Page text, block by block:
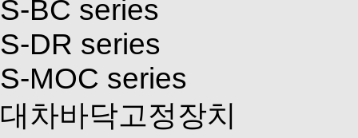
S-BC series
S-DR series
S-MOC series
대차바닥고정장치